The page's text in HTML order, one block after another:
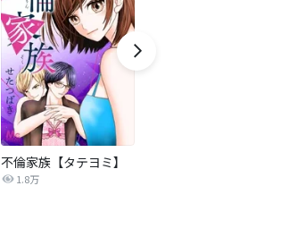
不倫家族【タテヨミ】
1.8万